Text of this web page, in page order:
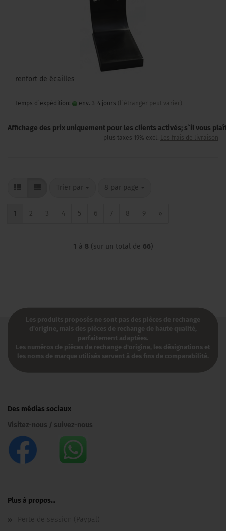
renfort de écailles
Temps d`expédition: env. 3-4 jours (l`étranger peut varier)
Affichage des prix uniquement pour les clients activés; s`il vous
plus taxes 19% excl. Les frais de livraison
Trier par
Trier par 8 par page
par page
1 2 3 4 5 6 7 8 9 »
1 à 8 (sur un total de 66)
Les produits proposés ne sont pas des pièces de rechange
d'origine, mais des pièces de rechange de haute qualité,
parfaitement adaptées.
Les numéros de pièces de rechange d'origine, les désignations et
les noms de marque utilisés servent à des fins de comparabilité.​
Des médias sociaux
Visitez-nous / suivez-nous
Plus à propos...
Perte de session (Paypal)